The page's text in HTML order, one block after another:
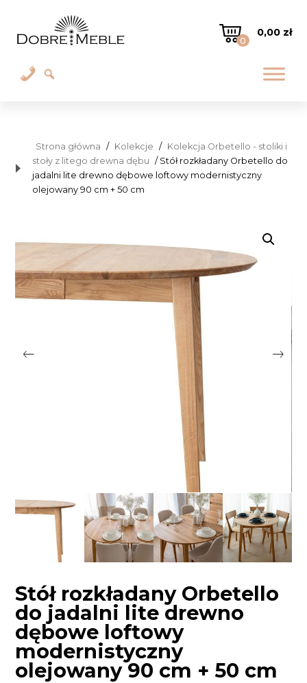
0
0,00 zł
Strona główna / Kolekcje / Kolekcja Orbetello - stoliki i
stoły z litego drewna dębu / Stół rozkładany Orbetello do
jadalni lite drewno dębowe loftowy modernistyczny
olejowany 90 cm + 50 cm
Stół rozkładany Orbetello
do jadalni lite drewno
dębowe loftowy
modernistyczny
olejowany 90 cm + 50 cm